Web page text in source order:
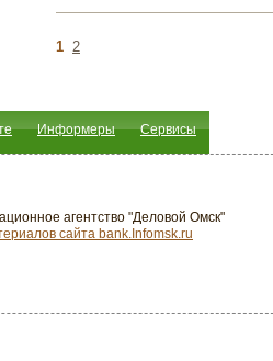
1 2
Информеры Сервисы
агентство "Деловой Омск"
сайта bank.Infomsk.ru